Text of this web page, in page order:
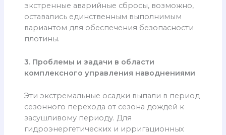
экстренные аварийные сбросы, возможно,
оставались единственным выполнимым
вариантом для обеспечения безопасности
плотины.
3. Проблемы и задачи в области
комплексного управления наводнениями
Эти экстремальные осадки выпали в период
сезонного перехода от сезона дождей к
засушливому периоду. Для
гидроэнергетических и ирригационных